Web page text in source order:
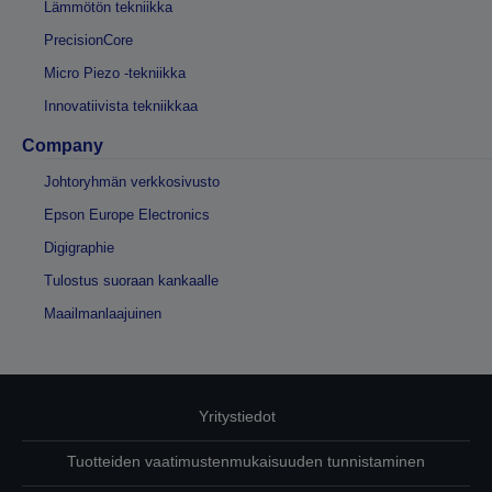
Lämmötön tekniikka
PrecisionCore
Micro Piezo -tekniikka
Innovatiivista tekniikkaa
Company
Johtoryhmän verkkosivusto
Epson Europe Electronics
Digigraphie
Tulostus suoraan kankaalle
Maailmanlaajuinen
Yritystiedot
Tuotteiden vaatimustenmukaisuuden tunnistaminen